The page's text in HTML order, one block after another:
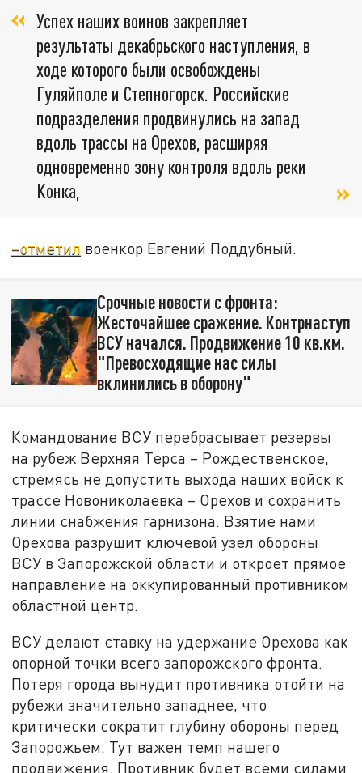
Успех наших воинов закрепляет
результаты декабрьского наступления, в
ходе которого были освобождены
Гуляйполе и Степногорск. Российские
подразделения продвинулись на запад
вдоль трассы на Орехов, расширяя
одновременно зону контроля вдоль реки
Конка,
–отметил военкор Евгений Поддубный.
Срочные новости с фронта:
Жесточайшее сражение. Контрнаступ
ВСУ начался. Продвижение 10 кв.км.
"Превосходящие нас силы
вклинились в оборону"
Командование ВСУ перебрасывает резервы
на рубеж Верхняя Терса – Рождественское,
стремясь не допустить выхода наших войск к
трассе Новониколаевка – Орехов и сохранить
линии снабжения гарнизона. Взятие нами
Орехова разрушит ключевой узел обороны
ВСУ в Запорожской области и откроет прямое
направление на оккупированный противником
областной центр.
ВСУ делают ставку на удержание Орехова как
опорной точки всего запорожского фронта.
Потеря города вынудит противника отойти на
рубежи значительно западнее, что
критически сократит глубину обороны перед
Запорожьем. Тут важен темп нашего
продвижения. Противник будет всеми силами